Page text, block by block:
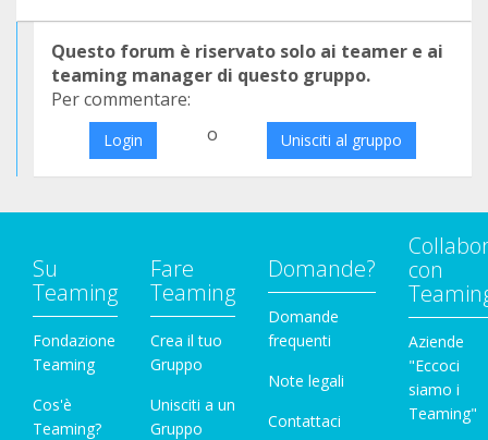
Questo forum è riservato solo ai teamer e ai
teaming manager di questo gruppo.
Per commentare:
Login o Unisciti al gruppo
Su
Teaming
Fondazione
Teaming
Cos'è
Teaming?
Fare
Teaming
Crea il tuo
Gruppo
Unisciti a un
Gruppo
Domande?
Domande
frequenti
Note legali
Contattaci
con
Aziende
"Eccoci
siamo i
Teaming"